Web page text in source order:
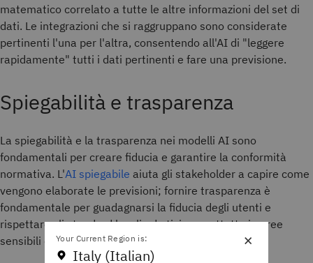
matematico correlato a tutte le altre informazioni del set di
dati. Le integrazioni che si raggruppano sono considerate
pertinenti l'una per l'altra, consentendo all'AI di "leggere
rapidamente" tutti i dati pertinenti e fare una previsione.
Spiegabilità e trasparenza
La spiegabilità e la trasparenza nei modelli AI sono
fondamentali per creare fiducia e garantire la conformità
normativa. L'AI spiegabile aiuta gli stakeholder a capire come
vengono elaborate le previsioni; fornire trasparenza è
fondamentale per guadagnarsi la fiducia degli utenti e
rispettare gli standard legali ed etici, soprattutto in aree
sensibili come la finanza e l'assistenza sanitaria. ×
Your Current Region is:
Italy (Italian)